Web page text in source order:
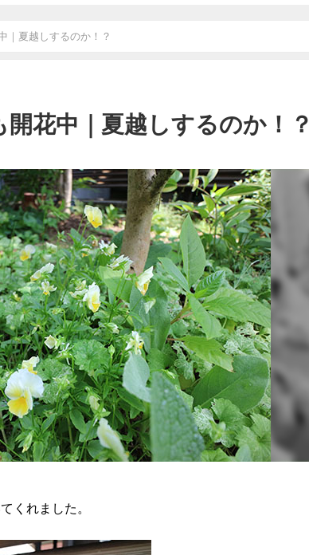
｜夏越しするのか！？
花中｜夏越しするのか！？
くれました。